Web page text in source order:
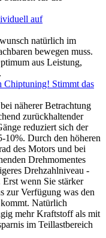
auf
natürlich im
bewegen muss.
aus Leistung,
Chiptuning! Stimmt das
näherer Betrachtung
zurückhaltender
reduziert sich der
10%. Durch den höheren
des Motors und bei
Drehmomentes
Drehzahlniveau -
wenn Sie stärker
zur Verfügung was den
Natürlich
mehr Kraftstoff als mit
im Teillastbereich